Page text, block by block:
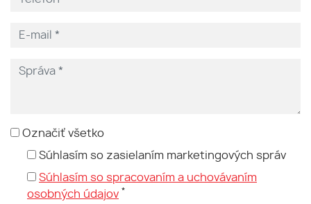
Označiť všetko
Súhlasím so zasielaním marketingových správ
Súhlasím so spracovaním a uchovávaním
osobných údajov *